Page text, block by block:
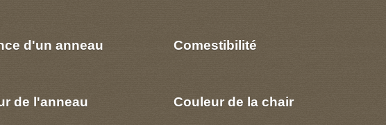
d'un anneau
de l'anneau
Comestibilité
Couleur de la chair